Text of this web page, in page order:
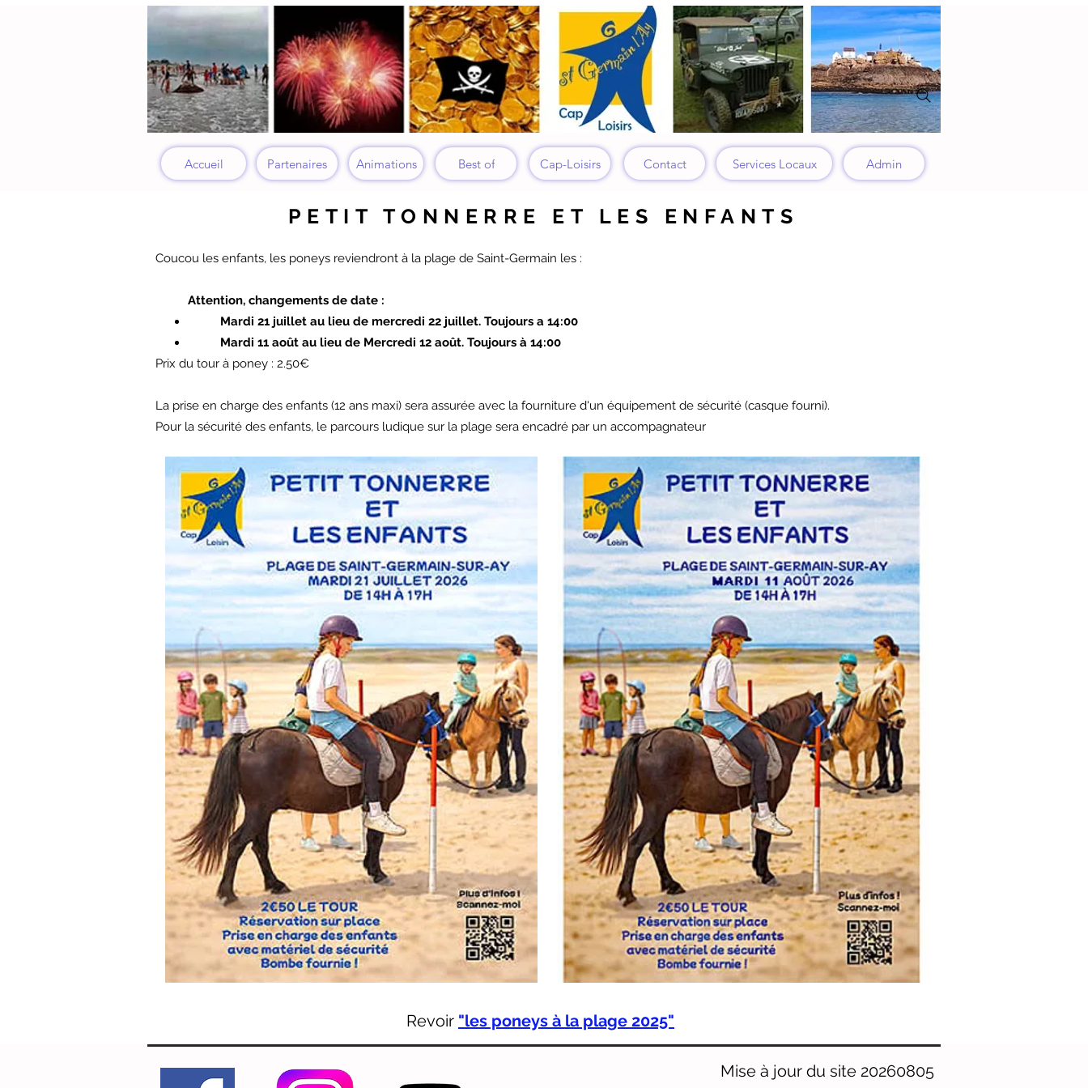
Accueil Partenaires Animations Best of Cap-Loisirs Contact Services Locaux Admin
PETIT TONNERRE ET LES ENFANTS
Coucou les enfants, les poneys reviendront à la plage de Saint-Germain les :
Attention, changements de date :
Mardi 21 juillet au lieu de mercredi 22 juillet. Toujours a 14:00
Mardi 11 août au lieu de Mercredi 12 août. Toujours à 14:00
Prix du tour à poney : 2.50€
La prise en charge des enfants (12 ans maxi) sera assurée avec la fourniture d'un équipement de sécurité (casque fourni).
Pour la sécurité des enfants, le parcours ludique sur la plage sera encadré par un accompagnateur
Revoir "les poneys à la plage 2025"
Mise à jour du site 20260805